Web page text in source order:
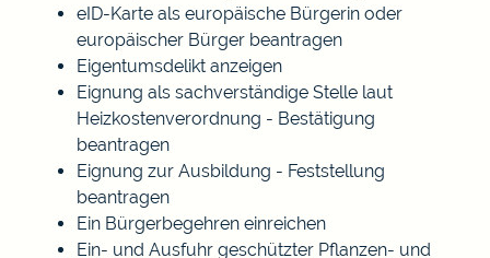
eID-Karte als europäische Bürgerin oder
europäischer Bürger beantragen
Eigentumsdelikt anzeigen
Eignung als sachverständige Stelle laut
Heizkostenverordnung - Bestätigung
beantragen
Eignung zur Ausbildung - Feststellung
beantragen
Ein Bürgerbegehren einreichen
Ein- und Ausfuhr geschützter Pflanzen- und